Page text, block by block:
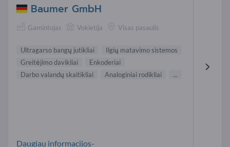
Baumer GmbH
Gamintojas Vokietija Visas pasaulis
Ultragarso bangų jutikliai
Ilgių matavimo sistemos
Greitėjimo davikliai
Enkoderiai
Darbo valandų skaitikliai
Analoginiai rodikliai ...
Daugiau informacijos-